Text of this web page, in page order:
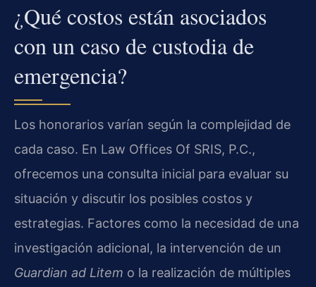
¿Qué costos están asociados
con un caso de custodia de
emergencia?
Los honorarios varían según la complejidad de
cada caso. En Law Offices Of SRIS, P.C.,
ofrecemos una consulta inicial para evaluar su
situación y discutir los posibles costos y
estrategias. Factores como la necesidad de una
investigación adicional, la intervención de un
Guardian ad Litem o la realización de múltiples